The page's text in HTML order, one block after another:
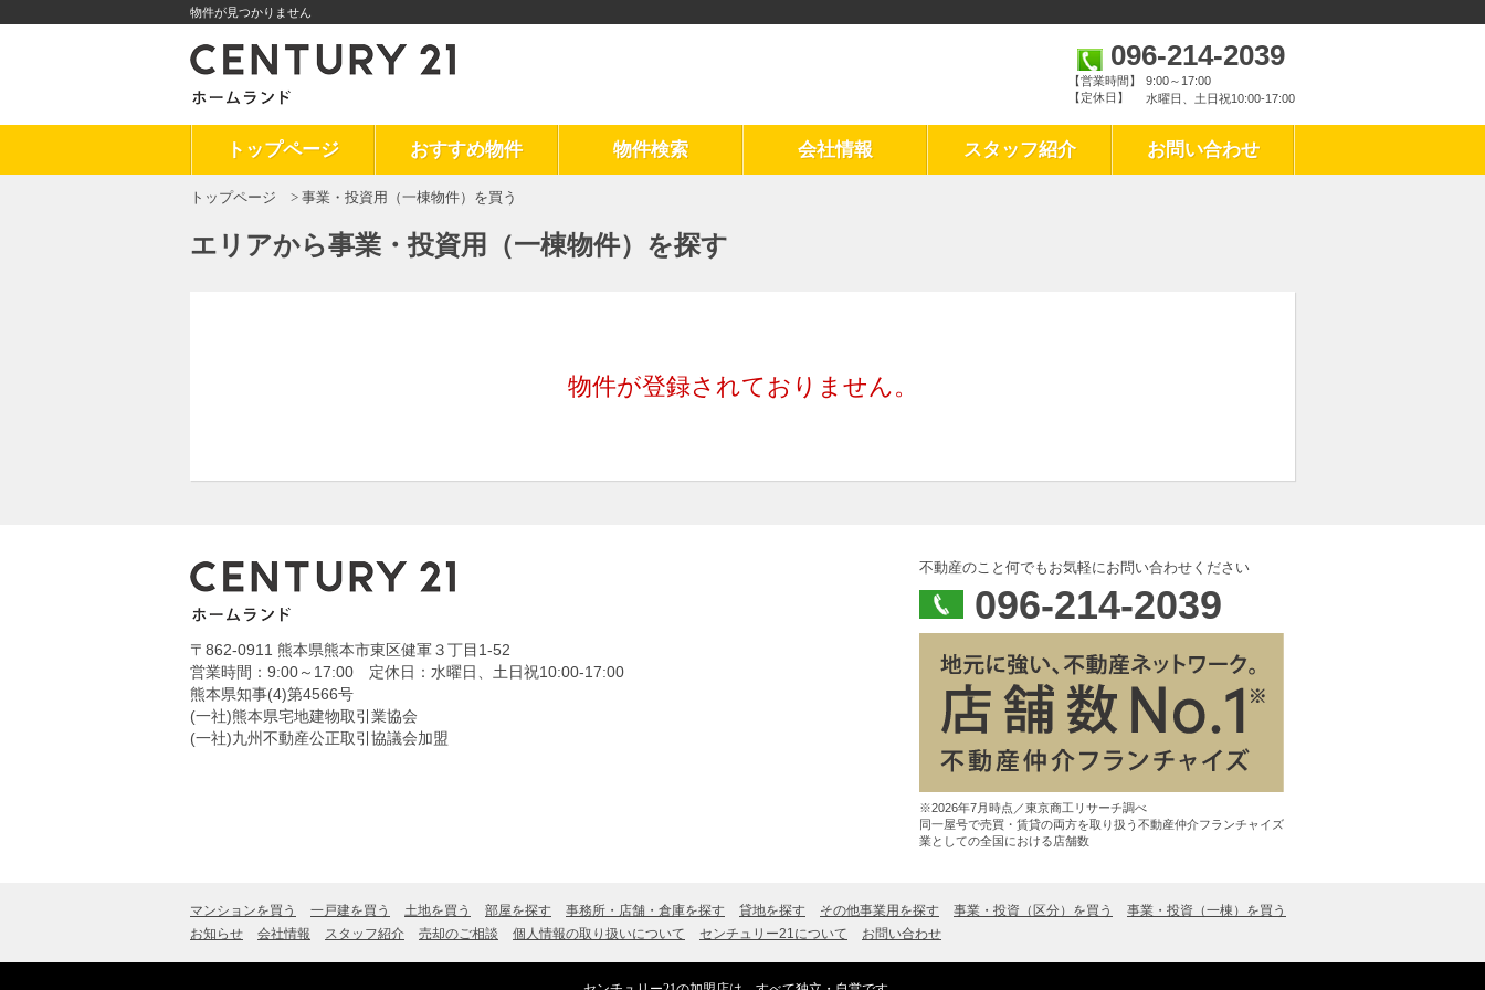
物件が見つかりません
096-214-2039
【営業時間】
9:00～17:00
【定休日】
水曜日、土日祝10:00‐17:00
トップページ おすすめ物件 物件検索 会社情報 スタッフ紹介 お問い合わせ
トップページ 事業・投資用（一棟物件）を買う
エリアから事業・投資用（一棟物件）を探す
物件が登録されておりません。
〒862-0911 熊本県熊本市東区健軍３丁目1-52
営業時間：9:00～17:00 定休日：水曜日、土日祝10:00‐17:00
熊本県知事(4)第4566号
(一社)熊本県宅地建物取引業協会
(一社)九州不動産公正取引協議会加盟
不動産のこと何でもお気軽にお問い合わせください
096-214-2039
※2026年7月時点／東京商工リサーチ調べ
同一屋号で売買・賃貸の両方を取り扱う不動産仲介フランチャイズ
業としての全国における店舗数
マンションを買う 一戸建を買う 土地を買う 部屋を探す 事務所・店舗・倉庫を探す 貸地を探す その他事業用を探す 事業・投資（区分）を買う
事業・投資（一棟）を買う
お知らせ
会社情報 スタッフ紹介 売却のご相談 個人情報の取り扱いについて センチュリー21について お問い合わせ